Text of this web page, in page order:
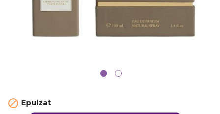
 Epuizat